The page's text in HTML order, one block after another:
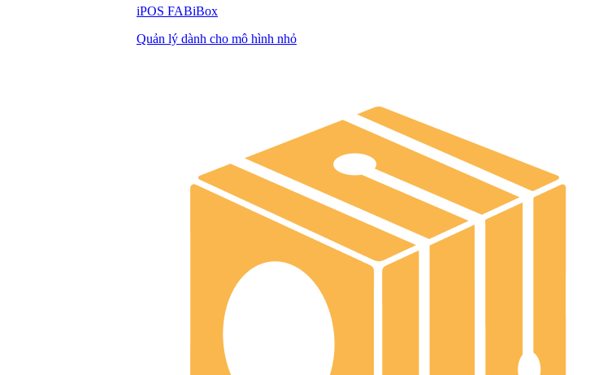
iPOS FABiBox
Quản lý dành cho mô hình nhỏ